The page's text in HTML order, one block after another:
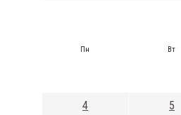
Пн Вт
4 5